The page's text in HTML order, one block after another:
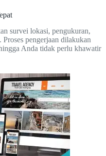
survei lokasi, pengukuran,
Proses pengerjaan dilakukan
Anda tidak perlu khawatir